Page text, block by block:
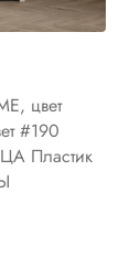
цвет
#190
Пластик